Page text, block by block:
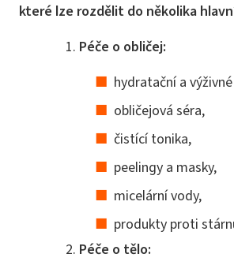
které lze rozdělit do několika
Péče o obličej:
hydratační a
obličejová séra,
čistící tonika,
peelingy a masky,
micelární vody,
produkty proti
Péče o tělo: